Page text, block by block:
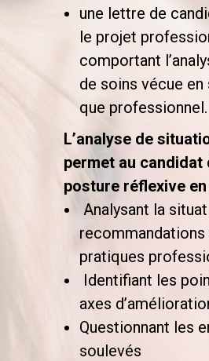
une lettre de
le projet
comportant
de soins vécue
que professionnel.
L’analyse de
permet au candidat
posture réflexive en
Analysant la
recommandations
pratiques
Identifiant les
axes
Questionnant les
soulevés